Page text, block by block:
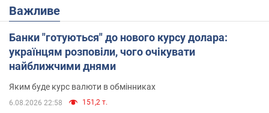
Важливе
Банки "готуються" до нового курсу долара:
українцям розповіли, чого очікувати
найближчими днями
Яким буде курс валюти в обмінниках
6.08.2026 22:58 151,2 т.